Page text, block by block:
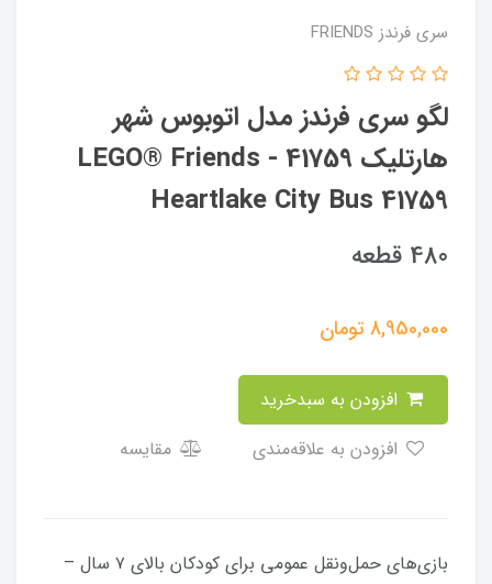
سری فرندز FRIENDS
لگو سری فرندز مدل اتوبوس شهر
هارتلیک 41759 - LEGO® Friends
Heartlake City Bus 41759
480 قطعه
8,950,000تومان
مقایسه
بازی‌های حمل‌ونقل عمومی برای کودکان بالای ۷ سال –